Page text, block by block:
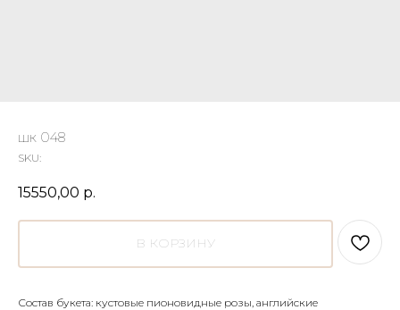
шк 048
SKU:
15550,00 р.
В КОРЗИНУ
Состав букета: кустовые пионовидные розы, английские